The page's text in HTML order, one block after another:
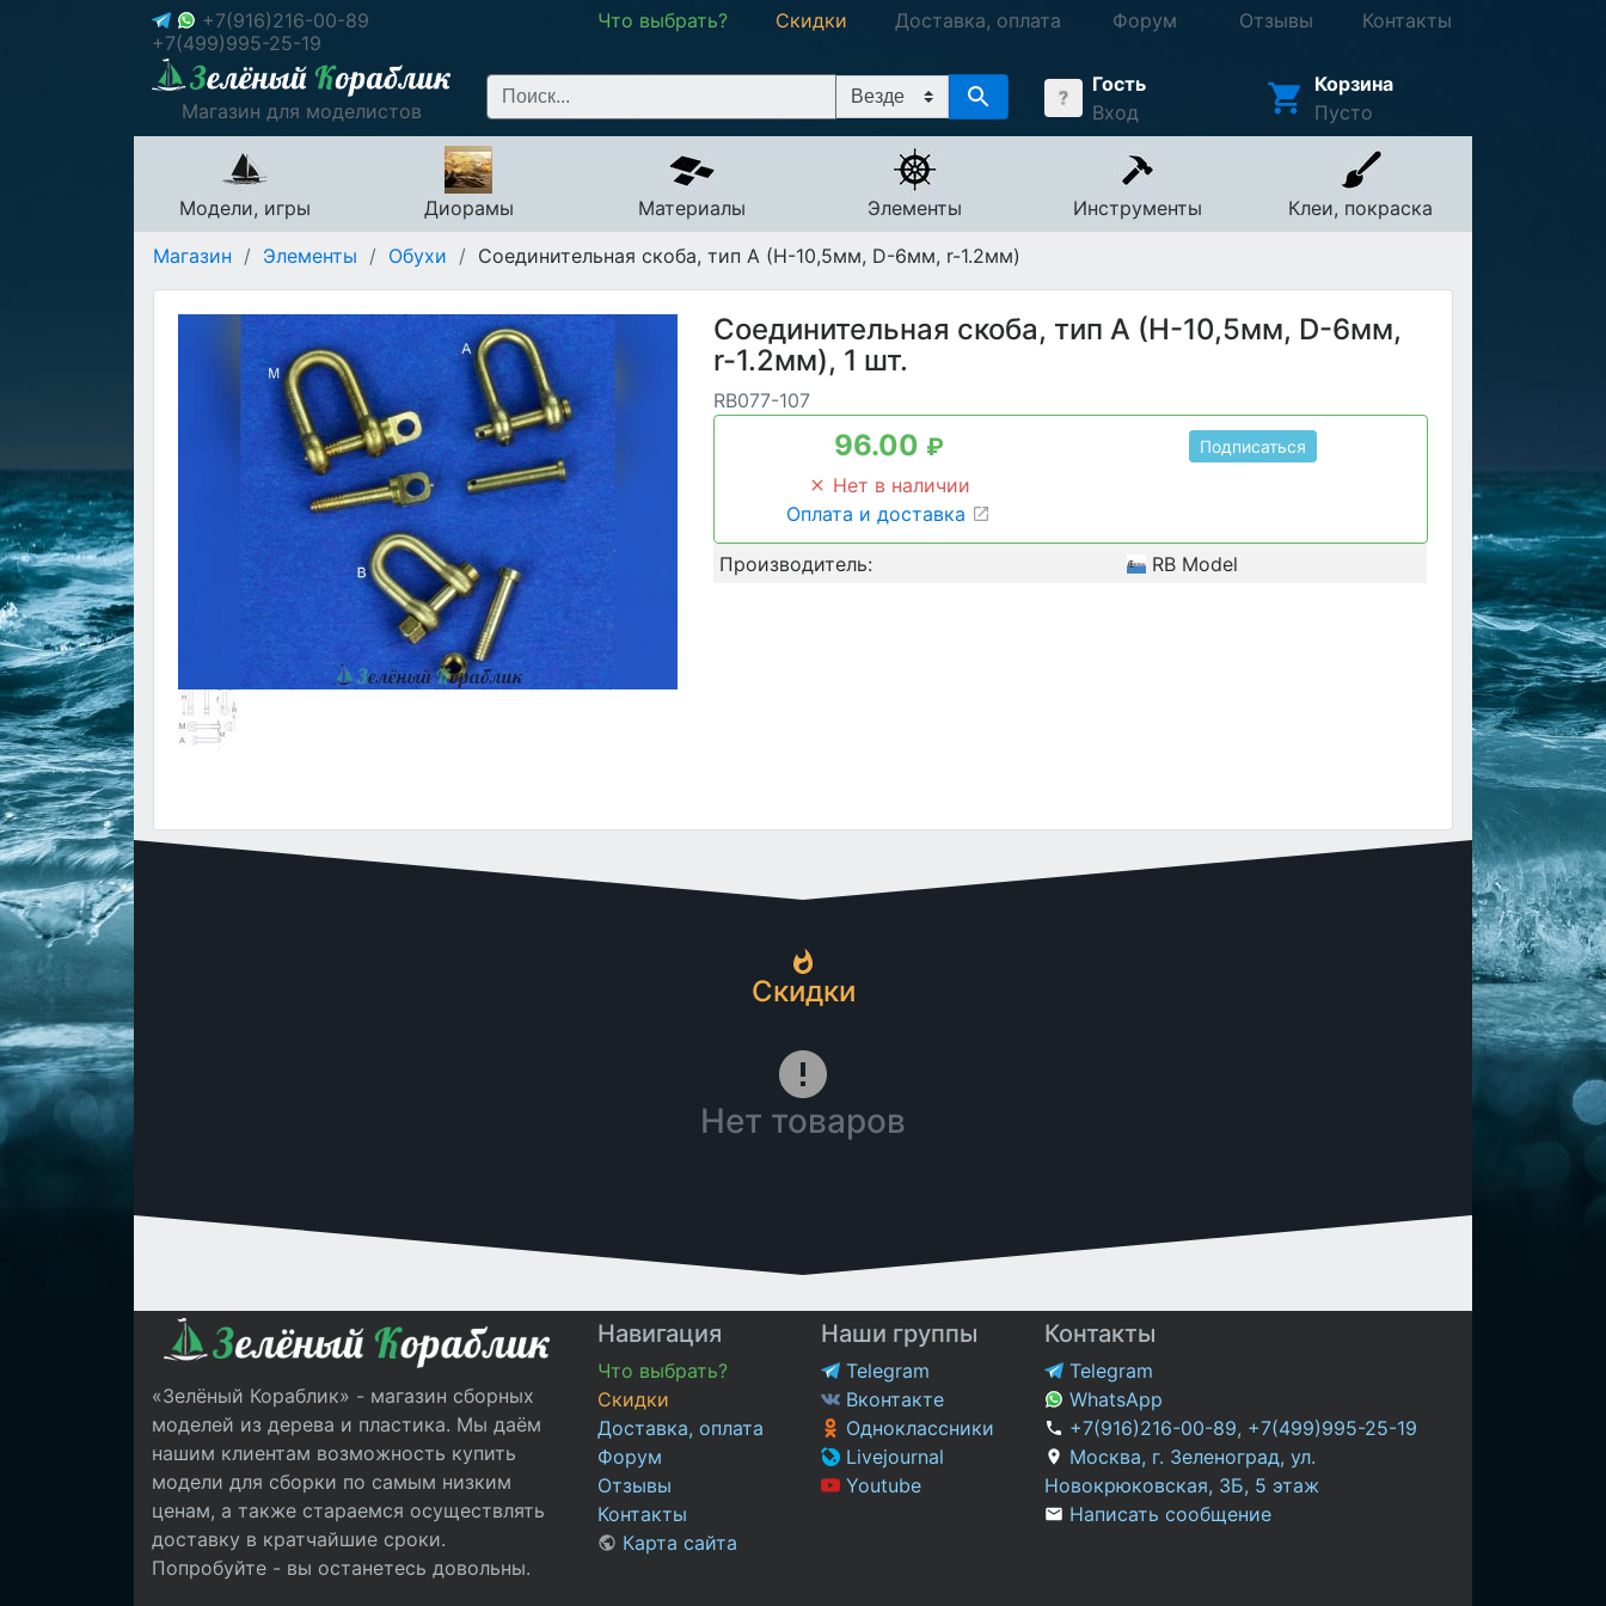
+7(916)216-00-89
+7(499)995-25-19
Что выбрать? Скидки Доставка, оплата Форум Отзывы Контакты
Магазин для моделистов
Гость
Вход
Корзина
Пусто
Модели, игры Диорамы Материалы Элементы Инструменты
Клеи, покраска
Магазин / Элементы / Обухи / Соединительная скоба, тип А (H-10,5мм, D-6мм, r-1.2мм)
Соединительная скоба, тип А (H-10,5мм, D-6мм,
r-1.2мм), 1 шт.
RB077-107
96.00 ₽
Нет в наличии
Оплата и доставка
Подписаться
Производитель: RB Model
Скидки
Нет товаров
«Зелёный Кораблик» - магазин сборных
моделей из дерева и пластика. Мы даём
нашим клиентам возможность купить
модели для сборки по самым низким
ценам, а также стараемся осуществлять
доставку в кратчайшие сроки.
Попробуйте - вы останетесь довольны.
Навигация
Что выбрать?
Скидки
Доставка, оплата
Форум
Отзывы
Контакты
Карта сайта
Наши группы
Telegram
Вконтакте
Одноклассники
Livejournal
Youtube
Контакты
Telegram
WhatsApp
+7(916)216-00-89, +7(499)995-25-19
Москва, г. Зеленоград, ул.
Новокрюковская, 3Б, 5 этаж
Написать сообщение